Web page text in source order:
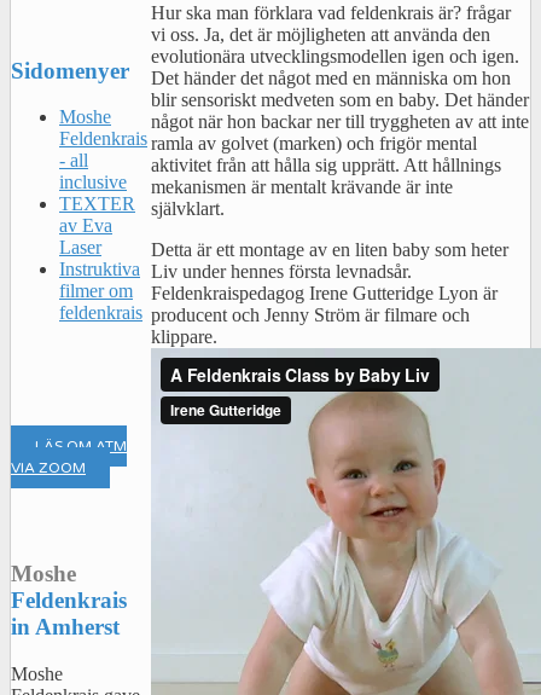
Hur ska man förklara vad feldenkrais är? frågar
vi oss. Ja, det är möjligheten att använda den
evolutionära utvecklingsmodellen igen och igen.
Det händer det något med en människa om hon
blir sensoriskt medveten som en baby. Det händer
något när hon backar ner till tryggheten av att inte
ramla av golvet (marken) och frigör mental
aktivitet från att hålla sig upprätt. Att hållnings
mekanismen är mentalt krävande är inte
självklart.
Detta är ett montage av en liten baby som heter
Liv under hennes första levnadsår.
Feldenkraispedagog Irene Gutteridge Lyon är
producent och Jenny Ström är filmare och
klippare.
Sidomenyer
Moshe
Feldenkrais
- all
inclusive
TEXTER
av Eva
Laser
Instruktiva
filmer om
feldenkrais
LÄS OM ATM
VIA ZOOM
Moshe
Feldenkrais
in Amherst
Moshe